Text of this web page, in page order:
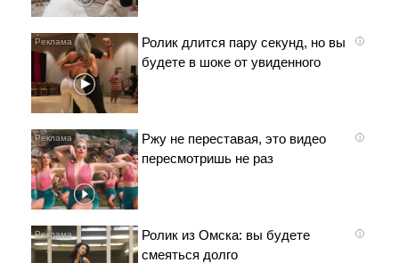
i
Ролик длится пару секунд, но вы
будете в шоке от увиденного
i
Ржу не переставая, это видео
пересмотришь не раз
i
Ролик из Омска: вы будете
смеяться долго